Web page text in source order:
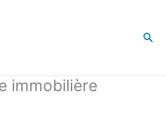
immobilière